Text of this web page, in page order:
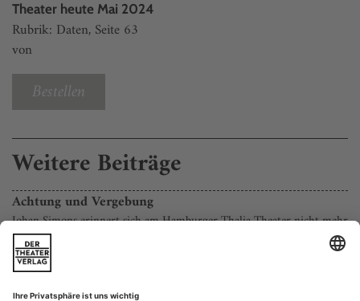
Theater heute Mai 2024
Rubrik: Daten, Seite 63
von
Bestellen
Weitere Beiträge
Achtung und Vergebung
Johan Simons erinnert sich am Hamburger Thalia Theater nicht mehr
an seine Inszenierung von 2006 und macht Calderón de la Barcas
«Das Leben ein Traum» neu
Richard Alewyn beschreibt in seinem im Programmheft von